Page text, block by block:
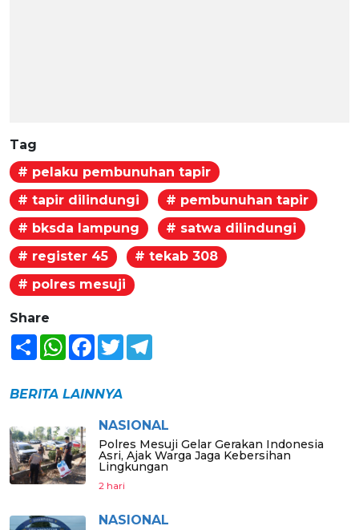
Tag
# pelaku pembunuhan tapir
# tapir dilindungi
# pembunuhan tapir
# bksda lampung
# satwa dilindungi
# register 45
# tekab 308
# polres mesuji
Share
Share WhatsAppFacebook
Twitter
BERITA LAINNYA
NASIONAL
Polres Mesuji Gelar Gerakan Indonesia
Asri, Ajak Warga Jaga Kebersihan
Lingkungan
2 hari
NASIONAL